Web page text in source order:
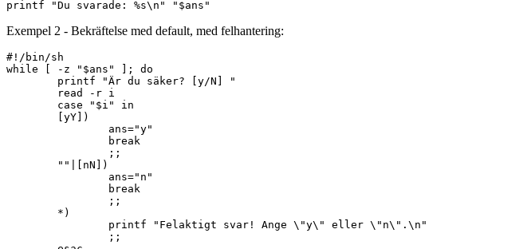
Exempel 2 - Bekräftelse med default, med felhantering:
#!/bin/sh
while [ -z "$ans" ]; do
        printf "Är du säker? [y/N] "
        read -r i
        case "$i" in
        [yY])
                ans="y"
                break
                ;;
        ""|[nN])
                ans="n"
                break
                ;;
        *)
                printf "Felaktigt svar! Ange \"y\" eller \"n\".\n"
                ;;